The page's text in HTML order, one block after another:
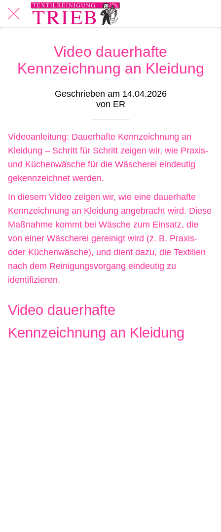
Video dauerhafte
Kennzeichnung an Kleidung
Geschrieben am 14.04.2026
von ER
Videoanleitung: Dauerhafte Kennzeichnung an
Kleidung – Schritt für Schritt zeigen wir, wie Praxis‑
und Küchenwäsche für die Wäscherei eindeutig
gekennzeichnet werden.
In diesem Video zeigen wir, wie eine dauerhafte
Kennzeichnung an Kleidung angebracht wird. Diese
Maßnahme kommt bei Wäsche zum Einsatz, die
von einer Wäscherei gereinigt wird (z. B. Praxis-
oder Küchenwäsche), und dient dazu, die Textilien
nach dem Reinigungsvorgang eindeutig zu
identifizieren.
Video dauerhafte
Kennzeichnung an Kleidung